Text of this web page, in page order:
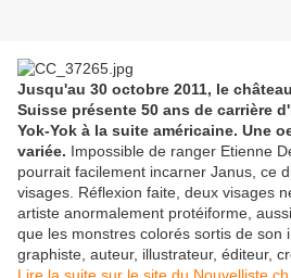
Jusqu'au 30 octobre 2011, le
Suisse présente 50 ans de carrière
Yok-Yok à la suite américaine. Une
variée. Impossible de ranger Etienne
pourrait facilement incarner Janus, ce
visages. Réflexion faite, deux visages
artiste anormalement protéiforme,
que les monstres colorés sortis de son
graphiste, auteur, illustrateur, éditeur,